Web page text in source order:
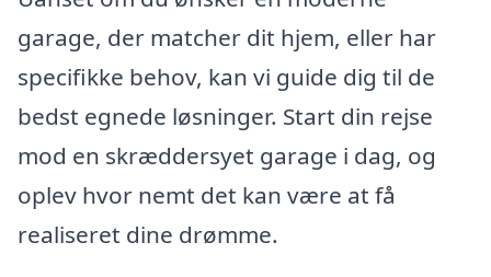
garage, der matcher dit hjem, eller har
specifikke behov, kan vi guide dig til de
bedst egnede løsninger. Start din rejse
mod en skræddersyet garage i dag, og
oplev hvor nemt det kan være at få
realiseret dine drømme.